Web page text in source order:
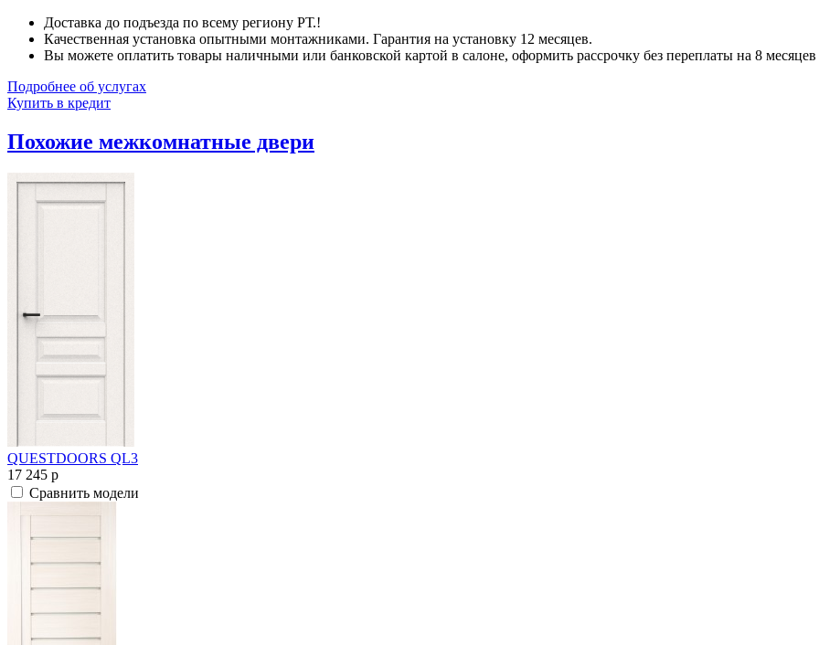
Доставка до подъезда по всему региону РТ.!
Качественная установка опытными монтажниками. Гарантия на установку 12 месяцев.
Вы можете оплатить товары наличными или банковской картой в салоне, оформить рассрочку без переплаты на 8
Подробнее об услугах
Купить в кредит
Похожие межкомнатные двери
QUESTDOORS QL3
17 245 p
Сравнить модели